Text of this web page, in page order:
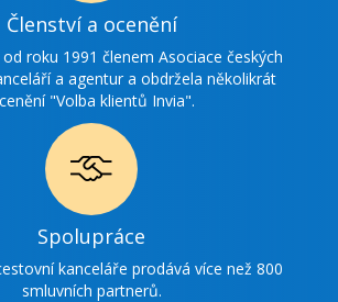
Ikonka
ocenění
Členství a ocenění
roku 1991 členem Asociace českých
a agentur a obdržela několikrát
"Volba klientů Invia".
Ikonka
spolupráce
Spolupráce
kanceláře prodává více než 800
smluvních partnerů.